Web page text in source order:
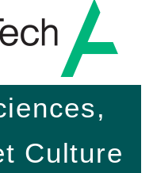
Culture